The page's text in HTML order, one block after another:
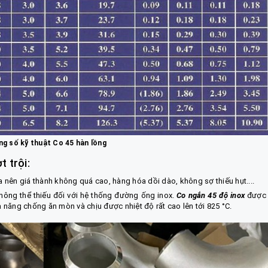
số kỹ thuật Co 45 hàn lồng
trội:
giá thành không quá cao, hàng hóa dồi dào, không sợ thiếu hụt....
thể thiếu đối với hệ thống đường ống inox.Co ngắn 45 độ inoxđược
chống ăn mòn và chịu được nhiệt độ rất cao lên tới 825 °C.